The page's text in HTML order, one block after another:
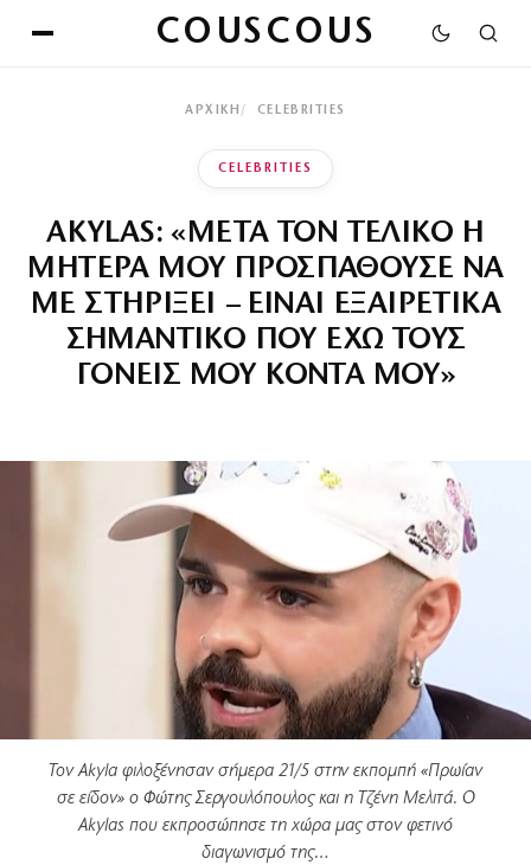
COUSCOUS
ΑΡΧΙΚΉ CELEBRITIES
CELEBRITIES
AKYLAS: «ΜΕΤΑ ΤΟΝ ΤΕΛΙΚΟ Η
ΜΗΤΕΡΑ ΜΟΥ ΠΡΟΣΠΑΘΟΥΣΕ ΝΑ
ΜΕ ΣΤΗΡΙΞΕΙ – ΕΙΝΑΙ ΕΞΑΙΡΕΤΙΚΑ
ΣΗΜΑΝΤΙΚΟ ΠΟΥ ΕΧΩ ΤΟΥΣ
ΓΟΝΕΙΣ ΜΟΥ ΚΟΝΤΑ ΜΟΥ»
Τον Akyla φιλοξένησαν σήμερα 21/5 στην εκπομπή «Πρωίαν
σε είδον» ο Φώτης Σεργουλόπουλος και η Τζένη Μελιτά. O
Αkylas που εκπροσώπησε τη χώρα μας στον φετινό
διαγωνισμό της…